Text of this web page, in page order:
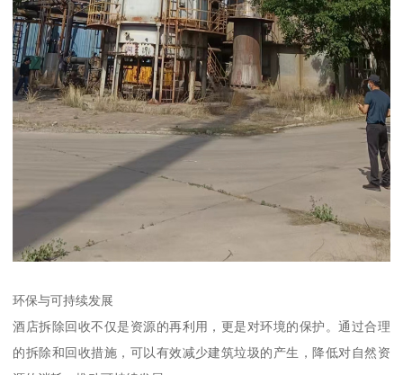
环保与可持续发展
酒店拆除回收不仅是资源的再利用，更是对环境的保护。通过合理
的拆除和回收措施，可以有效减少建筑垃圾的产生，降低对自然资